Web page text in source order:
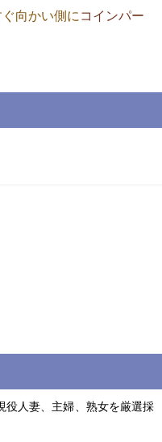
向かい側に コインパー
役人妻、主婦、熟女を厳選採